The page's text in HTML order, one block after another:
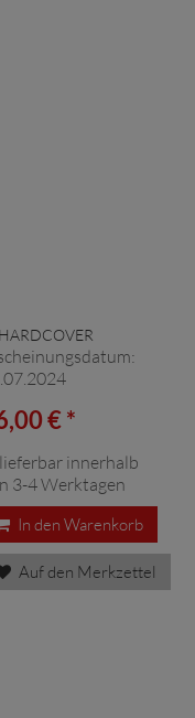
HARDCOVER
€ *
lieferbar innerhalb
3-4 Werktagen
In den Warenkorb
Auf den Merkzettel